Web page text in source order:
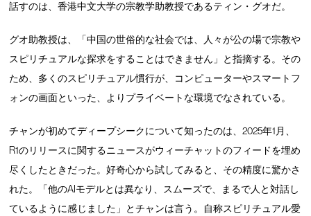
話すのは、香港中文大学の宗教学助教授であるティン・グオだ。
グオ助教授は、「中国の世俗的な社会では、人々が公の場で宗教や
スピリチュアルな探求をすることはできません」と指摘する。その
ため、多くのスピリチュアル慣行が、コンピューターやスマートフ
ォンの画面といった、よりプライベートな環境でなされている。
チャンが初めてディープシークについて知ったのは、2025年1月、
R1のリリースに関するニュースがウィーチャットのフィードを埋め
尽くしたときだった。好奇心から試してみると、その精度に驚かさ
れた。「他のAIモデルとは異なり、スムーズで、まるで人と対話し
ているように感じました」とチャンは言う。自称スピリチュアル愛